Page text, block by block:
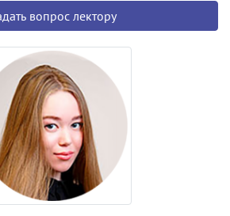
вопрос лектору